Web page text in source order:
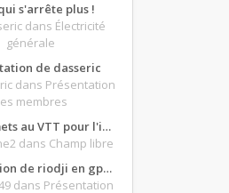
s'arrête plus !
dans Électricité
générale
de dasseric
dans Présentation
membres
Je me remets au VTT pour l'intersaison, version électrique
dans Champ libre
Présentation de riodji en gpz500
dans Présentation